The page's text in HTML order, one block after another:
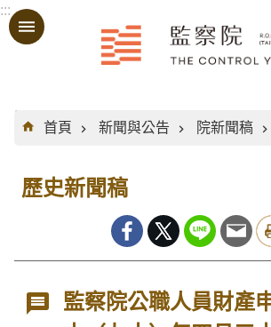
跳到主要內容區塊
:::
:::
首頁
新聞與公告 院新聞稿
歷史新聞稿
監察院公職人員財產